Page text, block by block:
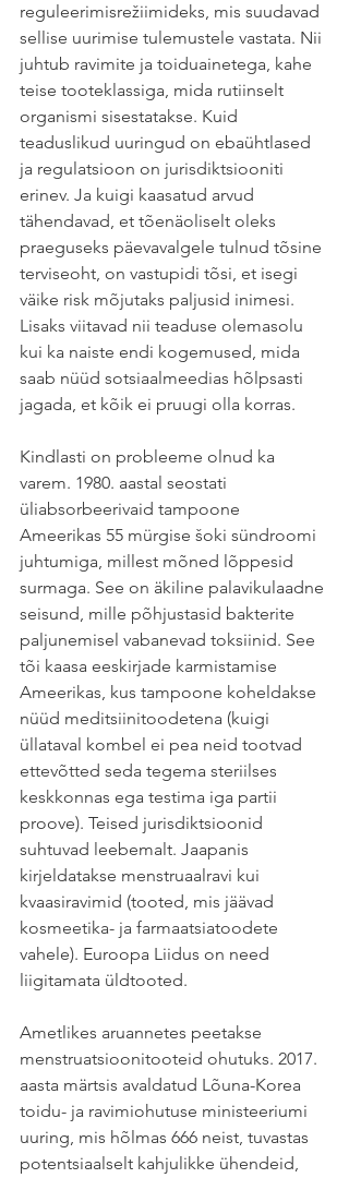
reguleerimisrežiimideks, mis suudavad
sellise uurimise tulemustele vastata. Nii
juhtub ravimite ja toiduainetega, kahe
teise tooteklassiga, mida rutiinselt
organismi sisestatakse. Kuid
teaduslikud uuringud on ebaühtlased
ja regulatsioon on jurisdiktsiooniti
erinev. Ja kuigi kaasatud arvud
tähendavad, et tõenäoliselt oleks
praeguseks päevavalgele tulnud tõsine
terviseoht, on vastupidi tõsi, et isegi
väike risk mõjutaks paljusid inimesi.
Lisaks viitavad nii teaduse olemasolu
kui ka naiste endi kogemused, mida
saab nüüd sotsiaalmeedias hõlpsasti
jagada, et kõik ei pruugi olla korras.
Kindlasti on probleeme olnud ka
varem. 1980. aastal seostati
üliabsorbeerivaid tampoone
Ameerikas 55 mürgise šoki sündroomi
juhtumiga, millest mõned lõppesid
surmaga. See on äkiline palavikulaadne
seisund, mille põhjustasid bakterite
paljunemisel vabanevad toksiinid. See
tõi kaasa eeskirjade karmistamise
Ameerikas, kus tampoone koheldakse
nüüd meditsiinitoodetena (kuigi
üllataval kombel ei pea neid tootvad
ettevõtted seda tegema steriilses
keskkonnas ega testima iga partii
proove). Teised jurisdiktsioonid
suhtuvad leebemalt. Jaapanis
kirjeldatakse menstruaalravi kui
kvaasiravimid (tooted, mis jäävad
kosmeetika- ja farmaatsiatoodete
vahele). Euroopa Liidus on need
liigitamata üldtooted.
Ametlikes aruannetes peetakse
menstruatsioonitooteid ohutuks. 2017.
aasta märtsis avaldatud Lõuna-Korea
toidu- ja ravimiohutuse ministeeriumi
uuring, mis hõlmas 666 neist, tuvastas
potentsiaalselt kahjulikke ühendeid,